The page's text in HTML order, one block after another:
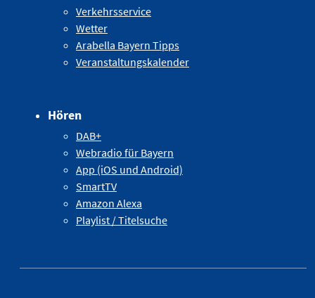
Verkehrsservice
Wetter
Arabella Bayern Tipps
Veranstaltungskalender
Hören
DAB+
Webradio für Bayern
App (iOS und Android)
SmartTV
Amazon Alexa
Playlist / Titelsuche